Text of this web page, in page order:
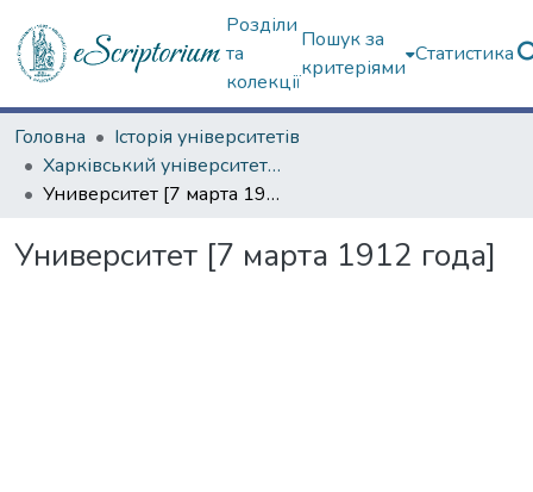
Розділи
та
колекції
Пошук за
критеріями
Статистика
Головна
Історія університетів
Харківський університет (сторінками періодичних видань)
Университет [7 марта 1912 года]
Университет [7 марта 1912 года]